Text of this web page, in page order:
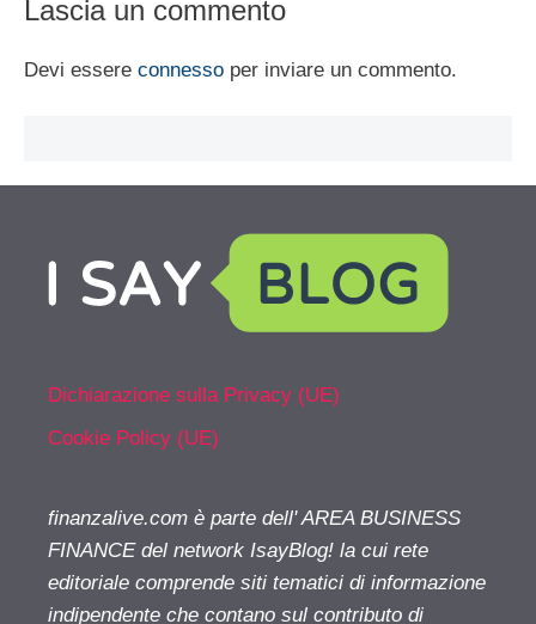
Lascia un commento
Devi essere connesso per inviare un commento.
Dichiarazione sulla Privacy (UE)
Cookie Policy (UE)
finanzalive.com è parte dell' AREA BUSINESS
FINANCE del network IsayBlog! la cui rete
editoriale comprende siti tematici di informazione
indipendente che contano sul contributo di